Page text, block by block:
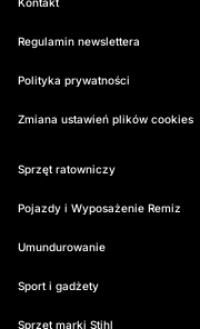
Regulamin newslettera
Polityka prywatności
Zmiana ustawień plików cookies
Sprzęt ratowniczy
Pojazdy i Wyposażenie Remiz
Umundurowanie
Sport i gadżety
Sprzęt marki Stihl